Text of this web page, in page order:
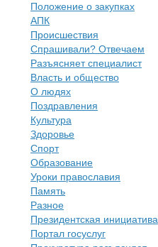
Положение о закупках
АПК
Происшествия
Спрашивали? Отвечаем
Разъясняет специалист
Власть и общество
О людях
Поздравления
Культура
Здоровье
Спорт
Образование
Уроки православия
Память
Разное
Президентская инициатива
Портал госуслуг